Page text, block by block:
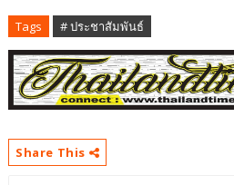
Tags # ประชาสัมพันธ์
Share This